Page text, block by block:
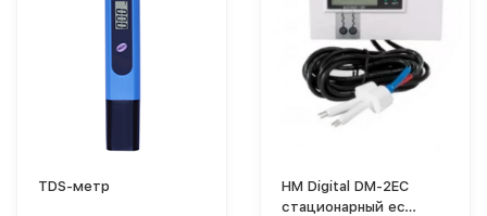
TDS-метр
HM Digital DM-2EC
стационарный ec